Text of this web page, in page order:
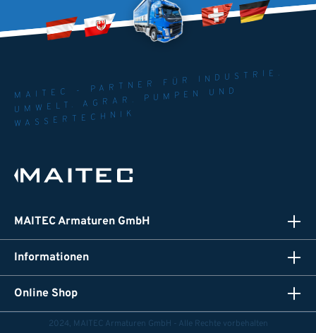
MAITEC - PARTNER FÜR INDUSTRIE.
UMWELT. AGRAR. PUMPEN UND
WASSERTECHNIK
MAITEC Armaturen GmbH
Informationen
Online Shop
2024, MAITEC Armaturen GmbH - Alle Rechte vorbehalten